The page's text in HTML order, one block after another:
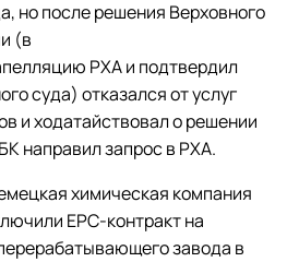
но после решения Верховного
(в
РХА и подтвердил
суда) отказался от услуг
и ходатайствовал о решении
направил запрос в РХА.
химическая компания
ЕРС-контракт на
завода в